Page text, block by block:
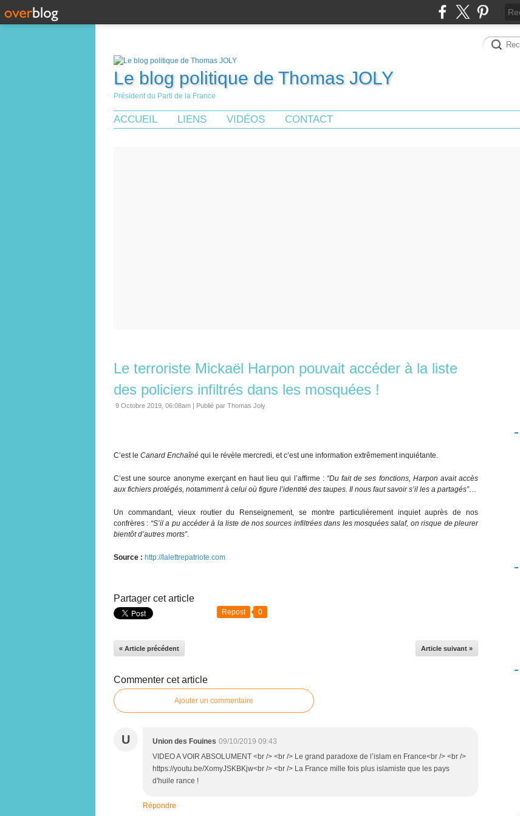
Le blog politique de Thomas JOLY
Président du Parti de la France
ACCUEIL LIENS VIDÉOS CONTACT
Le terroriste Mickaël Harpon pouvait accéder à la liste
des policiers infiltrés dans les mosquées !
9 Octobre 2019, 06:08am | Publié par Thomas Joly
C’est le Canard Enchaîné qui le révèle mercredi, et c’est une information extrêmement inquiétante.
C’est une source anonyme exerçant en haut lieu qui l’affirme : “Du fait de ses fonctions, Harpon avait accès
aux fichiers protégés, notamment à celui où figure l’identité des taupes. Il nous faut savoir s’il les a partagés”…
Un commandant, vieux routier du Renseignement, se montre particulièrement inquiet auprès de nos
confrères : “S’il a pu accéder à la liste de nos sources infiltrées dans les mosquées salaf, on risque de pleurer
bientôt d’autres morts”.
Source : http://lalettrepatriote.com
Partager cet article
Repost 0
« Article précédent Article suivant »
Commenter cet article
Ajouter un commentaire
U Union des Fouines 09/10/2019 09:43
VIDEO A VOIR ABSOLUMENT <br /> <br /> Le grand paradoxe de l’islam en France<br /> <br />
https://youtu.be/XomyJSKBKjw<br /> <br /> La France mille fois plus islamiste que les pays
d'huile rance !
Répondre